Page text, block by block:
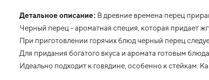
Детальное описание: В древние времена перец
Черный перец - ароматная специя, которая придает
При приготовлении горячих блюд черный перец
Для придания богатого вкуса и аромата готовым
Идеально подходит к говядине, особенно к стейкам.